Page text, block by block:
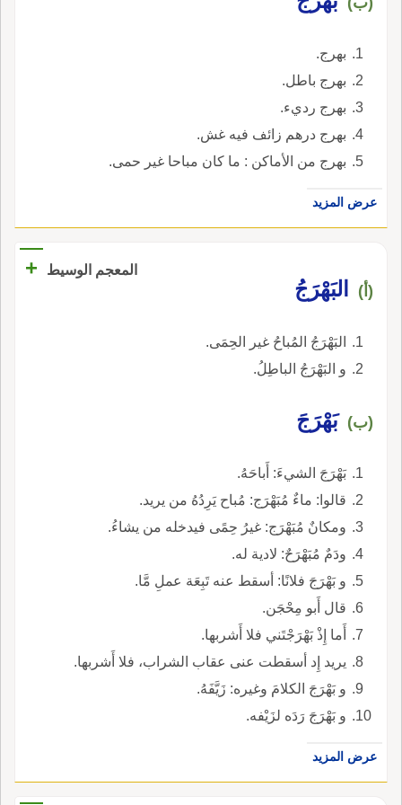
بهرج.
بهرج باطل.
بهرج رديء.
بهرج درهم زائف فيه غش.
بهرج من الأماكن : ما كان مباحا غير حمى.
عرض المزيد
المعجم الوسيط +
(أ) البَهْرَجُ
البَهْرَجُ المُباحُ غير الحِمَى.
و البَهْرَجُ الباطِلُ.
(ب) بَهْرَجَ
بَهْرَجَ الشيءَ: أَباحَهُ.
قالوا: ماءٌ مُبَهْرَج: مُباح يَرِدُهُ من يريد.
ومكانٌ مُبَهْرَج: غيرُ حِمًى فيدخله من يشاءُ.
ودَمٌ مُبَهْرَحٌ: لادية له.
و بَهْرَجَ فلانًا: أسقط عنه تَبِعَة عملِ مَّا.
قال أَبو مِحْجَن.
أَما إِذْ بَهْرَجْتَني فلا أَشربها.
يريد إِد أسقطت عنى عقاب الشراب، فلا أَشربها.
و بَهْرَجَ الكلامَ وغيره: زَيَّفَهُ.
و بَهْرَجَ رَدَه لزَيْفه.
عرض المزيد